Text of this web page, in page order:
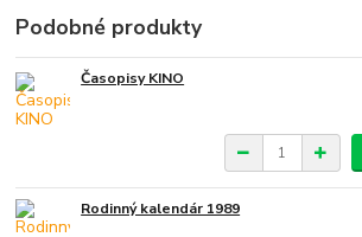
Podobné produkty
Časopisy KINO
Rodinný kalendár 1989